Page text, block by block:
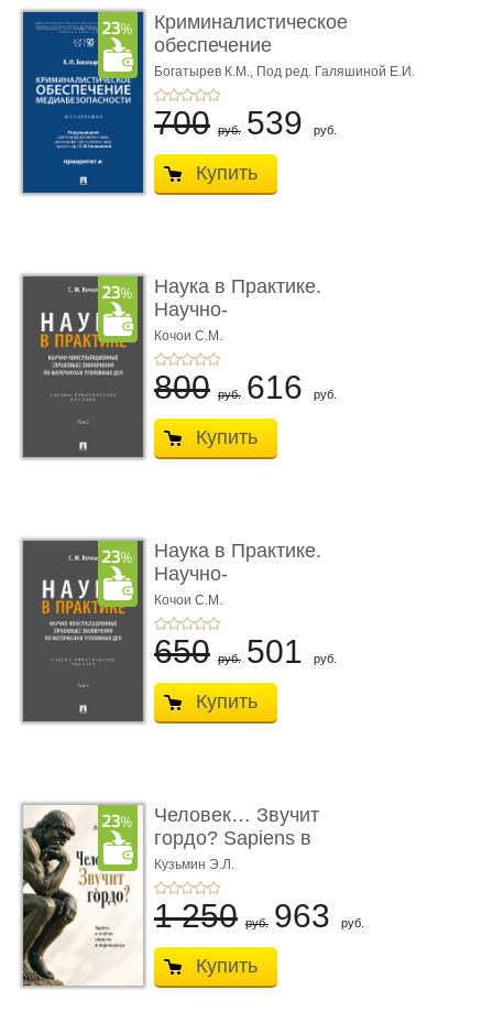
Криминалистическое
обеспечение
медиабезопас� ...
Богатырев К.М., Под ред. Галяшиной Е.И.
700 руб. 539 руб.
Купить
Наука в Практике.
Научно-
консультационные (пра
...
Кочои С.М.
800 руб. 616 руб.
Купить
Наука в Практике.
Научно-
консультационные (пра
...
Кочои С.М.
650 руб. 501 руб.
Купить
Человек… Звучит
гордо? Sapiens в
тенётах социума � ...
Кузьмин Э.Л.
1 250 руб. 963 руб.
Купить